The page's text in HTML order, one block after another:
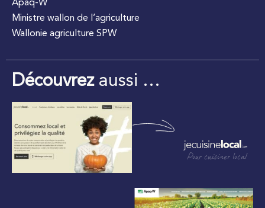
Apaq-W
Ministre wallon de l’agriculture
Wallonie agriculture SPW
Découvrezaussi …
Pour cuisiner local